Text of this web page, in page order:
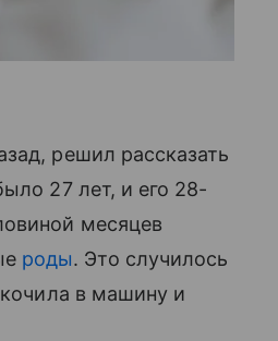
решил рассказать
27 лет, и его 28-
месяцев
роды. Это случилось
в машину и